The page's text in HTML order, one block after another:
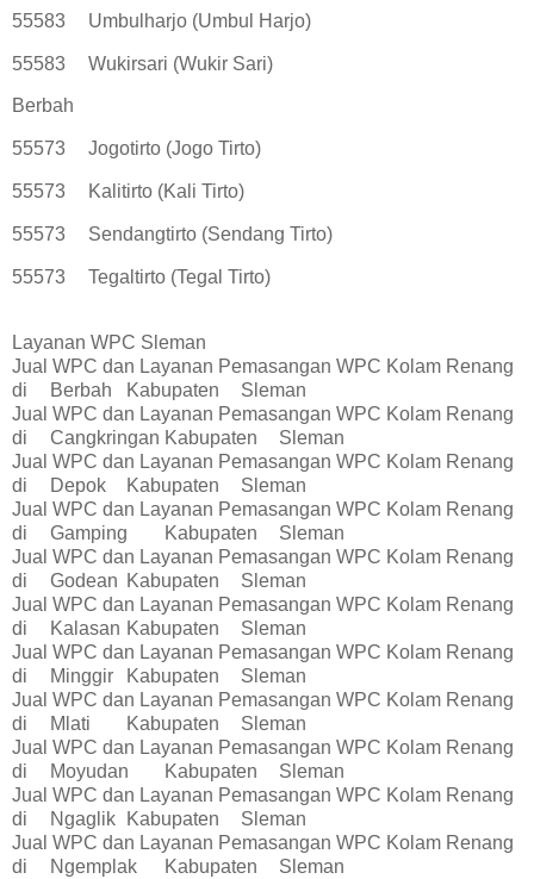
55583 Umbulharjo (Umbul Harjo)
55583 Wukirsari (Wukir Sari)
Berbah
55573 Jogotirto (Jogo Tirto)
55573 Kalitirto (Kali Tirto)
55573 Sendangtirto (Sendang Tirto)
55573 Tegaltirto (Tegal Tirto)
Layanan WPC Sleman
Jual WPC dan Layanan Pemasangan WPC Kolam Renang
di
Berbah Kabupaten
Sleman
Jual WPC dan Layanan Pemasangan WPC Kolam Renang
di
Cangkringan Kabupaten
Sleman
Jual WPC dan Layanan Pemasangan WPC Kolam Renang
di
Depok Kabupaten
Sleman
Jual WPC dan Layanan Pemasangan WPC Kolam Renang
di
Gamping Kabupaten
Sleman
Jual WPC dan Layanan Pemasangan WPC Kolam Renang
di
Godean Kabupaten
Sleman
Jual WPC dan Layanan Pemasangan WPC Kolam Renang
di
Kalasan Kabupaten
Sleman
Jual WPC dan Layanan Pemasangan WPC Kolam Renang
di
Minggir Kabupaten
Sleman
Jual WPC dan Layanan Pemasangan WPC Kolam Renang
di
Mlati Kabupaten
Sleman
Jual WPC dan Layanan Pemasangan WPC Kolam Renang
di
Moyudan Kabupaten
Sleman
Jual WPC dan Layanan Pemasangan WPC Kolam Renang
di
Ngaglik Kabupaten
Sleman
Jual WPC dan Layanan Pemasangan WPC Kolam Renang
di
Ngemplak Kabupaten
Sleman